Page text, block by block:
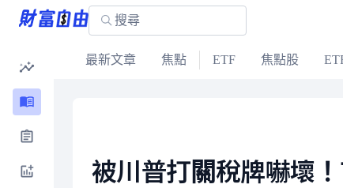
最新文章 焦點 ETF 焦點股
被川普打關稅牌嚇壞